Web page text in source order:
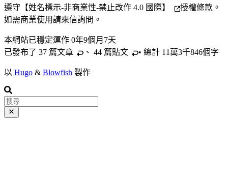
遵守 【姓名標示-非商業性-禁止改作 4.0 國際】
授權條款。
如需商業使用請來信詢問。
本網站已穩定運作 0年9個月7天
已發布了 37 篇文章 、 44 篇貼文 • 總計 11萬3千846個字
以 Hugo & Blowfish 製作